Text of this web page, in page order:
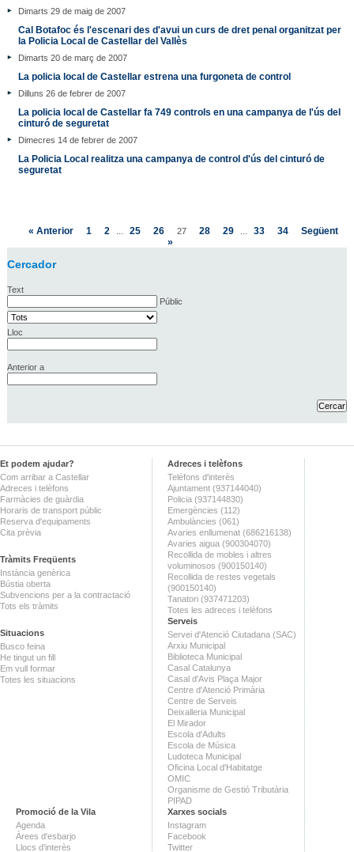
Dimarts 29 de maig de 2007
Cal Botafoc és l'escenari des d'avui un curs de dret penal organitzat per
la Policia Local de Castellar del Vallès
Dimarts 20 de març de 2007
La policia local de Castellar estrena una furgoneta de control
Dilluns 26 de febrer de 2007
La policia local de Castellar fa 749 controls en una campanya de l'ús del
cinturó de seguretat
Dimecres 14 de febrer de 2007
La Policia Local realitza una campanya de control d'ús del cinturó de
seguretat
« Anterior 1 2 25 26 27 28 29 33 34
Següent
»
Cercador
Text
Públic
Lloc
Anterior a
Et podem ajudar?
Com arribar a Castellar
Adreces i telèfons
Farmàcies de guàrdia
Horaris de transport públic
Reserva d'equipaments
Cita prèvia
Tràmits Freqüents
Instància genèrica
Bústia oberta
Subvencions per a la contractació
Tots els tràmits
Situacions
Busco feina
He tingut un fill
Em vull formar
Totes les situacions
Adreces i telèfons
Telèfons d'interès
Ajuntament (937144040)
Policia (937144830)
Emergències (112)
Ambulàncies (061)
Avaries enllumenat (686216138)
Avaries aigua (900304070)
Recollida de mobles i altres
voluminosos (900150140)
Recollida de restes vegetals
(900150140)
Tanatori (937471203)
Totes les adreces i telèfons
Serveis
Servei d'Atenció Ciutadana (SAC)
Arxiu Municipal
Biblioteca Municipal
Casal Catalunya
Casal d'Avis Plaça Major
Centre d'Atenció Primària
Centre de Serveis
Deixalleria Municipal
El Mirador
Escola d'Adults
Escola de Música
Ludoteca Municipal
Oficina Local d'Habitatge
OMIC
Organisme de Gestió Tributària
PIPAD
Promoció de la Vila
Agenda
Àrees d'esbarjo
Llocs d'interès
Xarxes socials
Instagram
Facebook
Twitter